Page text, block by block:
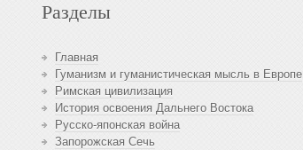
Разделы
Главная
Гуманизм и гуманистическая мысль в Европе
Римская цивилизация
История освоения Дальнего Востока
Русско-японская война
Запорожская Сечь